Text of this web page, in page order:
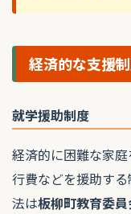
経済的な支援
就学援助制度
経済的に困難な家
行費などを援助す
法は板柳町教育委